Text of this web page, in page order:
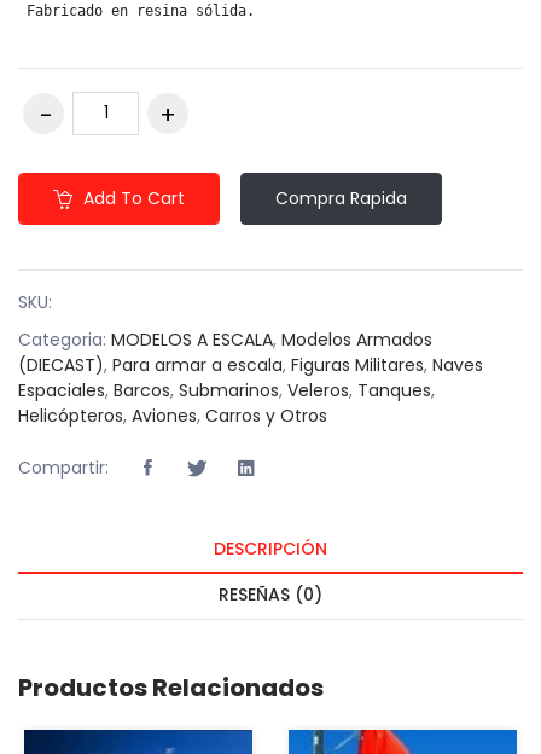
Fabricado en resina sólida.
Add To Cart Compra Rapida
SKU:
Categoria: MODELOS A ESCALA, Modelos Armados
(DIECAST), Para armar a escala, Figuras Militares, Naves
Espaciales, Barcos, Submarinos, Veleros, Tanques,
Helicópteros, Aviones, Carros y Otros
Compartir:
DESCRIPCIÓN
RESEÑAS (0)
Productos Relacionados